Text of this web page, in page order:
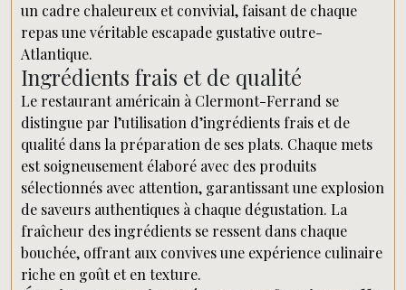
un cadre chaleureux et convivial, faisant de chaque
repas une véritable escapade gustative outre-
Atlantique.
Ingrédients frais et de qualité
Le restaurant américain à Clermont-Ferrand se
distingue par l’utilisation d’ingrédients frais et de
qualité dans la préparation de ses plats. Chaque mets
est soigneusement élaboré avec des produits
sélectionnés avec attention, garantissant une explosion
de saveurs authentiques à chaque dégustation. La
fraîcheur des ingrédients se ressent dans chaque
bouchée, offrant aux convives une expérience culinaire
riche en goût et en texture.